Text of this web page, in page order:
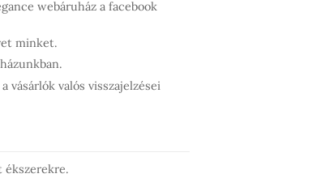
webáruház a facebook
minket.
vásárlók valós visszajelzései